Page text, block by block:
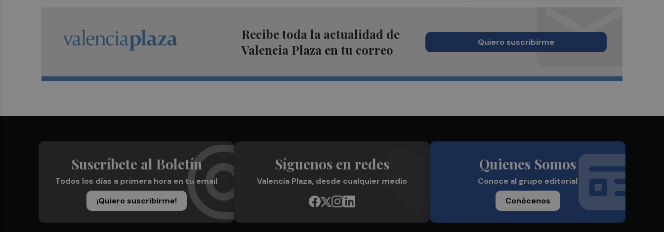
Recibe toda la actualidad de
Valencia Plaza en tu correo
Quiero suscribirme
Suscríbete al Boletín
Todos los días a primera hora en tu email
¡Quiero suscribirme!
Síguenos en redes
Valencia Plaza, desde cualquier medio
Quienes Somos
Conoce al grupo editorial
Conócenos